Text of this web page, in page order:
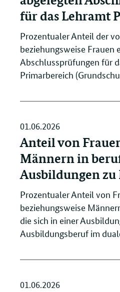
für das Lehramt
Prozentualer Anteil der
beziehungsweise Frauen
Abschlussprüfungen für
Primarbereich
01.06.2026
Anteil von
Männern in
Ausbildungen
Prozentualer Anteil von
beziehungsweise
die sich in einer
Ausbildungsberuf im
01.06.2026